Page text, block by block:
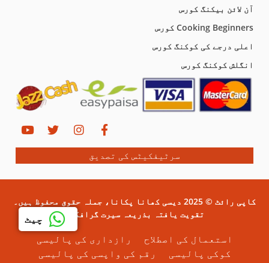
چیٹ
آن لائن بیکنگ کورس
Cooking Beginners کورس
اعلی درجے کی کوکنگ کورس
انگلش کوکنگ کورس
سرٹیفکیٹس کی تصدیق
کاپی رائٹ © 2025 دیسی کھانا پکانا، جملہ حقوق محفوظ ہیں۔
تقویت یافتہ بذریعہ سیرت گرافکس۔
استعمال کی اصطلاح
رازداری کی پالیسی
کوکی پالیسی
رقم کی واپسی کی پالیسی